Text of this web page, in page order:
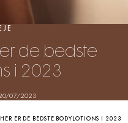
er de bedste
i 2023
07/2023
HER ER DE BEDSTE BODYLOTIONS I 2023